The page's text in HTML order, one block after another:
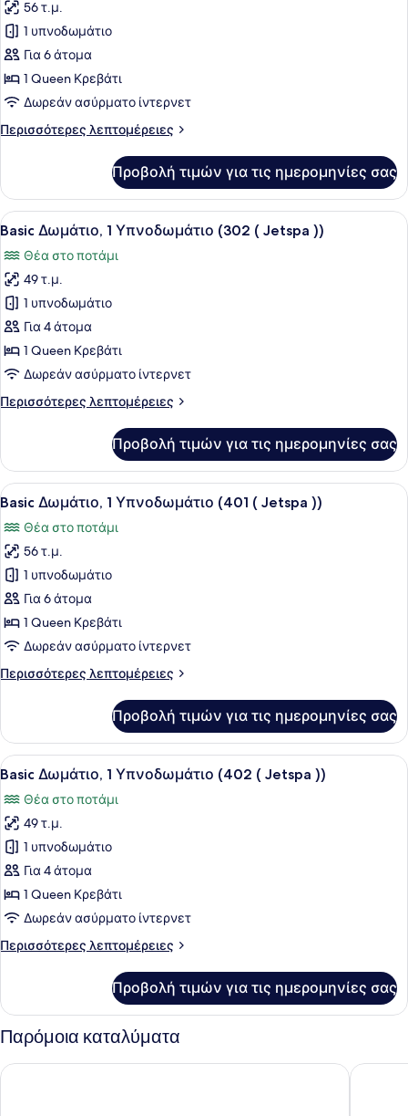
Jetspa
))
φωτογραφιών
για
Basic
Δωμάτιο,
1
Υπνοδωμάτιο
(301
))
56 τ.μ.
1 υπνοδωμάτιο
Για 6 άτομα
1 Queen Κρεβάτι
Δωρεάν ασύρματο ίντερνετ
Περισσότερες λεπτομέρειες
Περισσότερες
Δωμάτιο,
Υπνοδωμάτιο
Jetspa
))
Προβολή τιμών για τις ημερομηνίες σας
Προβολή
όλων
των
φωτογραφιών
για
Basic
Δωμάτιο,
1
Υπνοδωμάτιο
(302
))
Ένα σύγχρονο δωμάτιο
14
Basic Δωμάτιο, 1 Υπνοδωμάτιο (302 ( Jetspa ))
Θέα στο ποτάμι
49 τ.μ.
1 υπνοδωμάτιο
Για 4 άτομα
1 Queen Κρεβάτι
Δωρεάν ασύρματο ίντερνετ
Περισσότερες λεπτομέρειες
Περισσότερες
Δωμάτιο,
Υπνοδωμάτιο
Jetspa
))
Προβολή τιμών για τις ημερομηνίες σας
Προβολή
όλων
των
φωτογραφιών
για
Basic
Δωμάτιο,
1
Υπνοδωμάτιο
(401
))
Ένα μπάνιο με μπανιέρα, ένα
13
Basic Δωμάτιο, 1 Υπνοδωμάτιο (401 ( Jetspa ))
Θέα στο ποτάμι
56 τ.μ.
1 υπνοδωμάτιο
Για 6 άτομα
1 Queen Κρεβάτι
Δωρεάν ασύρματο ίντερνετ
Περισσότερες λεπτομέρειες
Περισσότερες
Δωμάτιο,
Υπνοδωμάτιο
Jetspa
))
Προβολή τιμών για τις ημερομηνίες σας
Προβολή
όλων
των
φωτογραφιών
για
Basic
Δωμάτιο,
1
Υπνοδωμάτιο
(402
))
Ένα σύγχρονο δωμάτιο
14
Basic Δωμάτιο, 1 Υπνοδωμάτιο (402 ( Jetspa ))
Θέα στο ποτάμι
49 τ.μ.
1 υπνοδωμάτιο
Για 4 άτομα
1 Queen Κρεβάτι
Δωρεάν ασύρματο ίντερνετ
Περισσότερες λεπτομέρειες
Περισσότερες
Δωμάτιο,
1
Υπνοδωμάτιο
(402
(
Προβολή τιμών για τις ημερομηνίες σας
Παρόμοια καταλύματα
Islandcastle hotel